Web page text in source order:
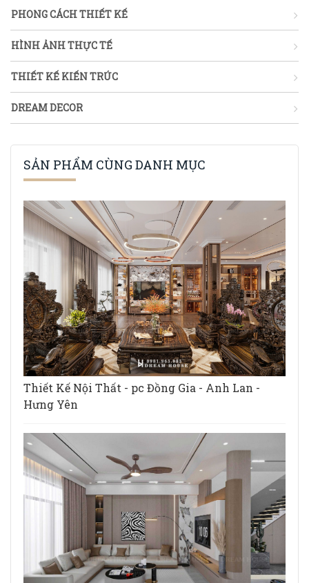
PHONG CÁCH THIẾT KẾ
HÌNH ẢNH THỰC TẾ
THIẾT KẾ KIẾN TRÚC
DREAM DECOR
SẢN PHẨM CÙNG DANH MỤC
Thiết Kế Nội Thất - pc Đồng Gia - Anh Lan -
Hưng Yên